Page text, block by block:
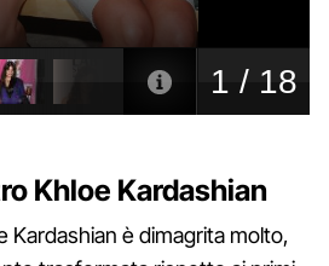
Khloe Kardashian
Kardashian è dimagrita molto,